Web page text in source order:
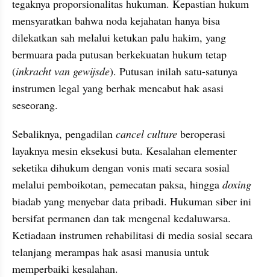
tegaknya proporsionalitas hukuman. Kepastian hukum
mensyaratkan bahwa noda kejahatan hanya bisa
dilekatkan sah melalui ketukan palu hakim, yang
bermuara pada putusan berkekuatan hukum tetap
(inkracht van gewijsde). Putusan inilah satu-satunya
instrumen legal yang berhak mencabut hak asasi
seseorang.
Sebaliknya, pengadilan cancel culture beroperasi
layaknya mesin eksekusi buta. Kesalahan elementer
seketika dihukum dengan vonis mati secara sosial
melalui pemboikotan, pemecatan paksa, hingga
biadab yang menyebar data pribadi. Hukuman siber ini
bersifat permanen dan tak mengenal kedaluwarsa.
Ketiadaan instrumen rehabilitasi di media sosial secara
telanjang merampas hak asasi manusia untuk
memperbaiki kesalahan.